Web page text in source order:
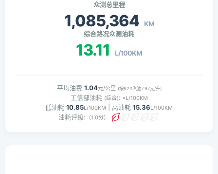
众测总里程
1,085,364 KM
综合路况众测油耗
13.11 L/100KM
平均油费 1.04元/公里 (按92#汽油7.97元/升)
工信部油耗 (综合): -L/100KM
低油耗 10.85L/100KM | 高油耗 15.36L/100KM
油耗评级: （1.0分）